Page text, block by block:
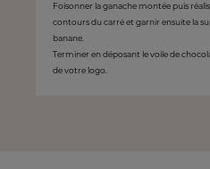
Foisonner la ganache montée puis
contours du carré et garnir ensuite la
banane.
Terminer en déposant le voile de
de votre logo.